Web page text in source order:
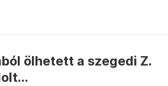
ölhetett a szegedi Z.